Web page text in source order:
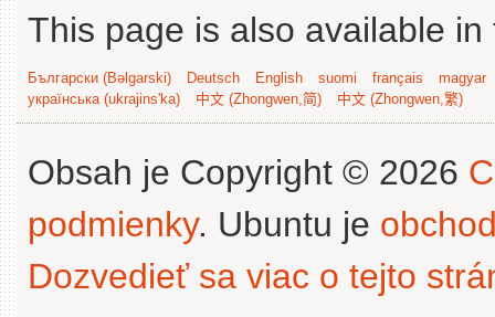
This page is also available
Български (Bəlgarski) Deutsch English suomi français
magyar
українська (ukrajins'ka)
中文 (Zhongwen,简) 中文 (Zhongwen,繁)
Obsah je Copyright © 2026
podmienky. Ubuntu je
Dozvedieť sa viac o tejto